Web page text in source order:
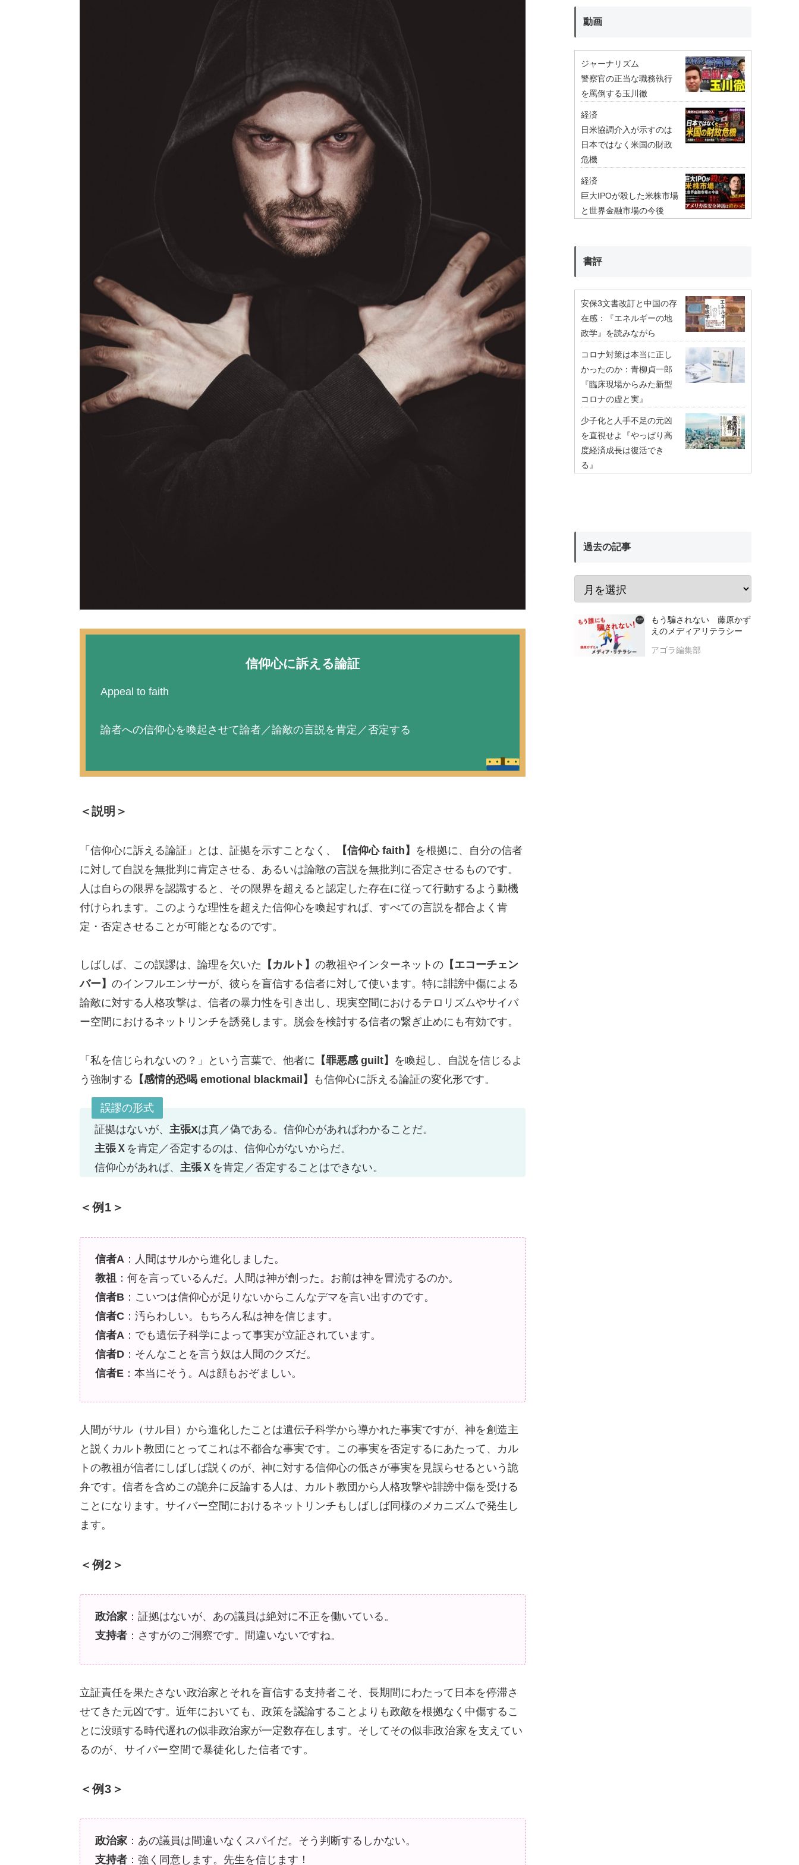
信仰心に訴える論証
Appeal to faith
論者への信仰心を喚起させて論者／論敵の言説を肯定／否定する
＜説明＞
「信仰心に訴える論証」とは、証拠を示すことなく、 【信仰心 faith】
を根拠に、自分の信者
に対して自説を無批判に肯定させる、あるいは論敵の言説を無批判に否定させるものです。
人は自らの限界を認識すると、その限界を超えると認定した存在に従って行動するよう動機
付けられます。このような理性を超えた信仰心を喚起すれば、すべての言説を都合よく肯
定・否定させることが可能となるのです。
しばしば、この誤謬は、論理を欠いた 【カルト】 の教祖やインターネットの【エコーチェン
バー】 のインフルエンサーが、彼らを盲信する信者に対して使います。特に誹謗中傷による
論敵に対する人格攻撃は、信者の暴力性を引き出し、現実空間におけるテロリズムやサイバ
ー空間におけるネットリンチを誘発します。脱会を検討する信者の繋ぎ止めにも有効です。
「私を信じられないの？」という言葉で、他者に 【罪悪感 guilt】
を喚起し、自説を信じるよ
う強制する 【感情的恐喝 emotional blackmail】 も信仰心に訴える論証の変化形です。
誤謬の形式
証拠はないが、 主張Xは真／偽である。信仰心があればわかることだ。
主張Ｘ を肯定／否定するのは、信仰心がないからだ。
信仰心があれば、 主張Ｘ を肯定／否定することはできない。
＜例1＞
信者A：人間はサルから進化しました。
教祖：何を言っているんだ。人間は神が創った。お前は神を冒涜するのか。
信者B：こいつは信仰心が足りないからこんなデマを言い出すのです。
信者C：汚らわしい。もちろん私は神を信じます。
信者A：でも遺伝子科学によって事実が立証されています。
信者D：そんなことを言う奴は人間のクズだ。
信者E：本当にそう。Aは顔もおぞましい。
人間がサル（サル目）から進化したことは遺伝子科学から導かれた事実ですが、神を創造主
と説くカルト教団にとってこれは不都合な事実です。この事実を否定するにあたって、カル
トの教祖が信者にしばしば説くのが、神に対する信仰心の低さが事実を見誤らせるという詭
弁です。信者を含めこの詭弁に反論する人は、カルト教団から人格攻撃や誹謗中傷を受ける
ことになります。サイバー空間におけるネットリンチもしばしば同様のメカニズムで発生し
ます。
＜例2＞
政治家：証拠はないが、あの議員は絶対に不正を働いている。
支持者：さすがのご洞察です。間違いないですね。
立証責任を果たさない政治家とそれを盲信する支持者こそ、長期間にわたって日本を停滞さ
せてきた元凶です。近年においても、政策を議論することよりも政敵を根拠なく中傷するこ
とに没頭する時代遅れの似非政治家が一定数存在します。そしてその似非政治家を支えてい
るのが、 サイバー空間で暴徒化した信者です。
＜例3＞
政治家：あの議員は間違いなくスパイだ。そう判断するしかない。
支持者：強く同意します。先生を信じます！
動画
ジャーナリズム
警察官の正当な職務執行
を罵倒する玉川徹
経済
日米協調介入が示すのは
日本ではなく米国の財政
危機
経済
巨大IPOが殺した米株市場
と世界金融市場の今後
書評
安保3文書改訂と中国の存
在感：『エネルギーの地
政学』を読みながら
コロナ対策は本当に正し
かったのか：青柳貞一郎
『臨床現場からみた新型
コロナの虚と実』
少子化と人手不足の元凶
を直視せよ『やっぱり高
度経済成長は復活でき
る』
過去の記事
もう騙されない 藤原かず
えのメディアリテラシー
アゴラ編集部